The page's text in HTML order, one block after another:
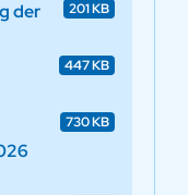
der
201 KB
447 KB
730 KB